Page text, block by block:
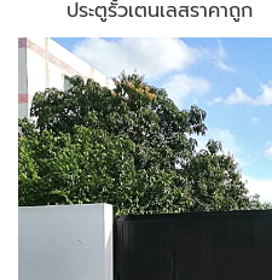
ประตูรั้วเตนเลสราคาถูก